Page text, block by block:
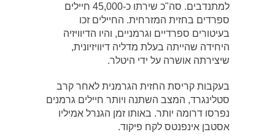
למתנדבים. סה"כ שירתו כ-45,000 חיילים
ספרדים בחזית המזרחית. החיילים זכו
בעיטורים ספרדיים וגרמניים, והיו הדיוויזיה
היחידה שהייתה בעלת מדליה דיוויזיונית,
שיצירתה אושרה על ידי היטלר.
בעקבות קריסת החזית הגרמנית לאחר קרב
סטלינגרד, המצב השתנה ויותר חיילים גרמנים
נפרסו דרומה יותר. באותו זמן הגנרל אמיליו
אסטבן אינפנטס לקח פיקוד.